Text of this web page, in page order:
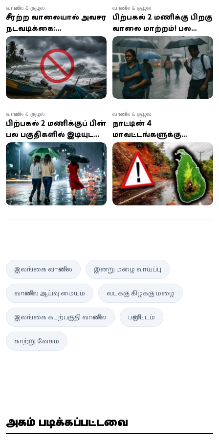
சீரற்ற வானிலையால் அவசர
நடவடிக்கை:
யாழ்ப்பாணம் முதல்
பேருவளை வரை சிறிய
மீன்பிடிப் படகுகள்
கடலுக்குச் செல்ல தடை
வானிலை & சூழல்
பிற்பகல் 2 மணிக்கு பிறகு
வானிலை மாற்றம்! பல
பகுதிகளில் கனமழை,
காற்று குறித்து
எச்சரிக்கை
வானிலை & சூழல்
பிற்பகல் 2 மணிக்குப் பின்
பல பகுதிகளில் இடியுடன்
கூடிய மழை: வானிலை
ஆய்வு மையம்
எச்சரிக்கை
வானிலை & சூழல்
நாட்டின் 4
மாவட்டங்களுக்கு
மண்சரிவு அபாய
எச்சரிக்கை: 100 மிமீ
அதிக பலத்த மழைக்கு
வாய்ப்பு
வானிலை & சூழல்
இலங்கை வானிலை இன்று மழை வாய்ப்பு
வானிலை ஆய்வு மையம் வடக்கு கிழக்கு மழை
இலங்கை கடற்பகுதி வானிலை பனிமூட்டம்
காற்று வேகம்
அதிகம் படிக்கப்பட்டவை